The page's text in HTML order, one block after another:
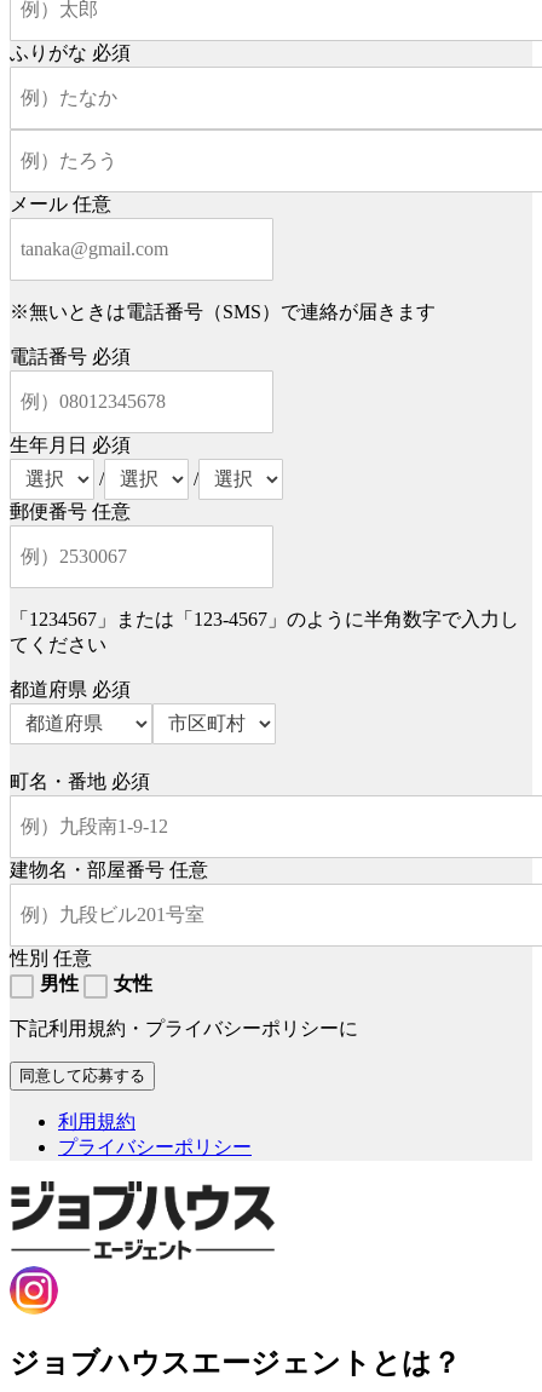
ふりがな 必須
メール 任意
※無いときは電話番号（SMS）で連絡が届きます
電話番号 必須
生年月日 必須
/
/
郵便番号 任意
「1234567」または「123-4567」のように半角数字で入力し
てください
都道府県 必須
町名・番地 必須
建物名・部屋番号 任意
性別 任意
男性
女性
下記利用規約・プライバシーポリシーに
利用規約
プライバシーポリシー
ジョブハウスエージェントとは？